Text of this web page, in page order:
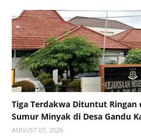
Tiga Terdakwa Dituntut Ringan
Sumur Minyak di Desa Gandu
AUGUST 07, 2026